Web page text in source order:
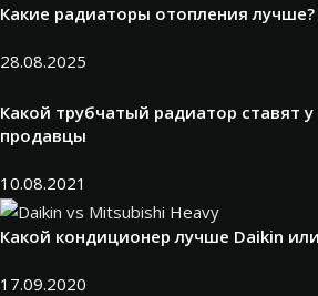
Какие радиаторы отопления лучше?
28.08.2025
Какой трубчатый радиатор ставят
продавцы
10.08.2021
Какой кондиционер лучше Daikin
17.09.2020